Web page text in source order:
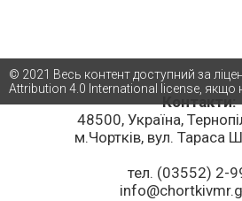
Контакти:
48500, Україна,
м.Чортків, вул. Тараса
тел. (03552) 2-
© 2021 Весь контент доступний за
Attribution 4.0 International license, якщо